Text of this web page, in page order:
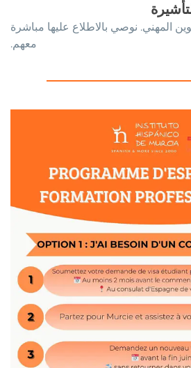
المهني. نوصي بالاطلاع عليها مباشرة
معهم.